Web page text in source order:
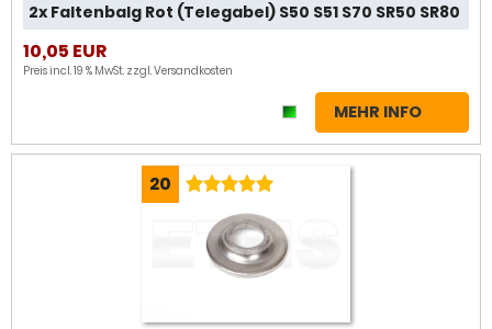
2x Faltenbalg Rot (Telegabel) S50 S51 S70 SR50 SR80
10,05 EUR
Preis incl. 19 % MwSt. zzgl.Versandkosten
MEHR INFO
20